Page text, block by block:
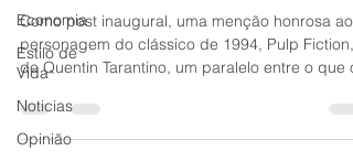
Economia
Estilo de
Vida
Noticias
Opinião
Como post inaugural, uma menção honrosa ao
personagem do clássico de 1994, Pulp Fiction,
de Quentin Tarantino, um paralelo entre o que